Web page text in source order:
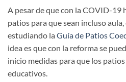
A pesar de que con la COVID-19
patios para que sean incluso
estudiando la Guía de Patios
idea es que con la reforma se
inicio medidas para que los
educativos.